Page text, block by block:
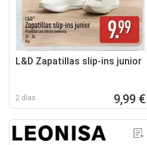
L&D Zapatillas slip-ins junior
2 días 9,99 €